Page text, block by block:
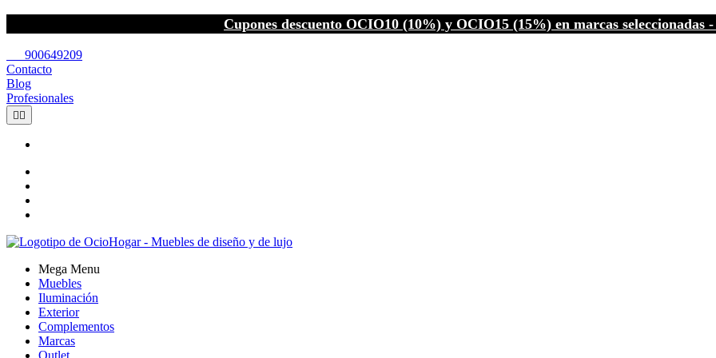
Cupones descuento OCIO10 (10%) y OCIO15 (15%) en marcas seleccionadas
900649209
Contacto
Blog
Profesionales
 
Mega Menu
Muebles
Iluminación
Exterior
Complementos
Marcas
Outlet